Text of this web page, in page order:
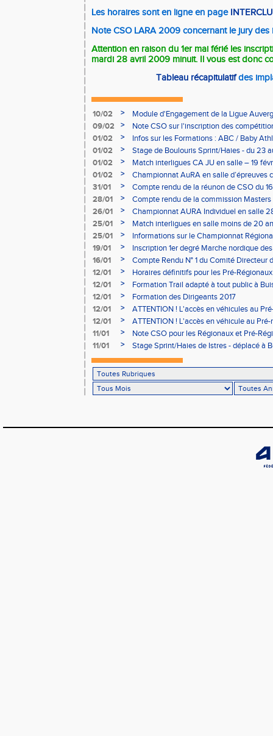
Les horaires sont en ligne en page
Note CSO LARA 2009 concernant le jury des
Attention en raison du 1er mai férié les
mardi 28 avril 2009 minuit. Il vous est donc
Tableau récapitulatifdes
10/02 >
Module d'Engagement de la Ligue
09/02
>
Note CSO sur l'inscription des
01/02
>
Infos sur les Formations : ABC / Baby
01/02
>
Stage de Boulouris Sprint/Haies - du 23
01/02
>
Match interligues CA JU en salle – 19
01/02
>
Championnat AuRA en salle d’épreuves
- le 12 février
31/01 >
Compte rendu de la réunon de CSO du
28/01
>
Compte rendu de la commission
à Bourgoin
26/01 >
Championnat AURA Individuel en salle
25/01
>
Match interligues en salle moins de 20
25/01
>
Informations sur le Championnat
05/02
19/01 >
Inscription 1er degré Marche nordique
03/02 (sous condition)
16/01 >
Compte Rendu N° 1 du Comité Directeur
12/01
>
Horaires définitifs pour les Pré-
Aubière
12/01 >
Formation Trail adapté à tout public à
12/01
>
Formation des Dirigeants 2017
12/01
>
ATTENTION ! L'accès en véhicules au
Bains sera réglementé
12/01 >
ATTENTION ! L'accès en véhicule au
Bains sera réglementé
11/01 >
Note CSO pour les Régionaux et Pré-
11/01
> Stage Sprint/Haies de Istres - déplacé à